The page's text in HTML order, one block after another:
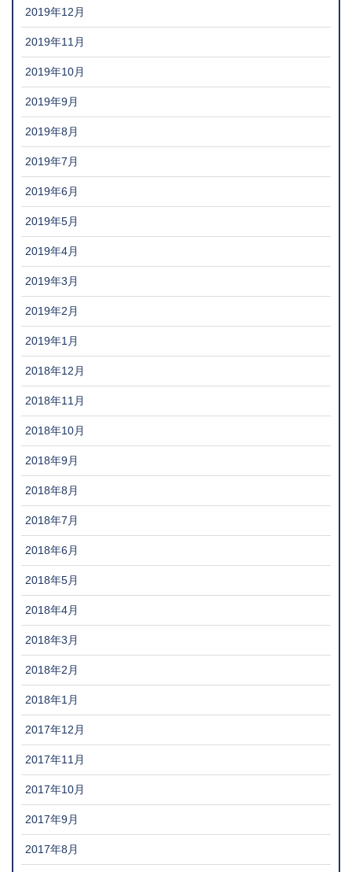
2019年12月
2019年11月
2019年10月
2019年9月
2019年8月
2019年7月
2019年6月
2019年5月
2019年4月
2019年3月
2019年2月
2019年1月
2018年12月
2018年11月
2018年10月
2018年9月
2018年8月
2018年7月
2018年6月
2018年5月
2018年4月
2018年3月
2018年2月
2018年1月
2017年12月
2017年11月
2017年10月
2017年9月
2017年8月